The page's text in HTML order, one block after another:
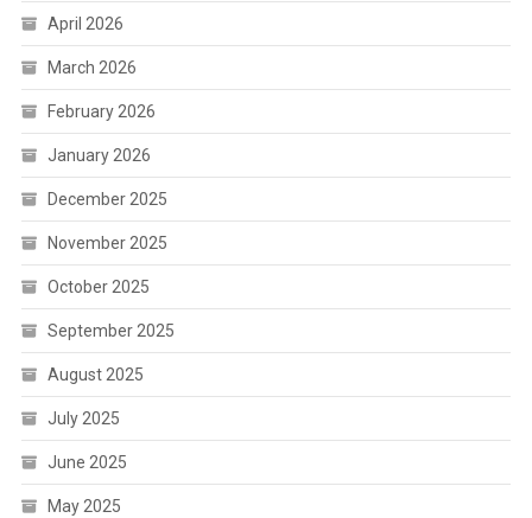
April 2026
March 2026
February 2026
January 2026
December 2025
November 2025
October 2025
September 2025
August 2025
July 2025
June 2025
May 2025